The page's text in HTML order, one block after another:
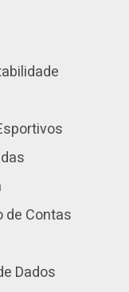
de Contas
Dados